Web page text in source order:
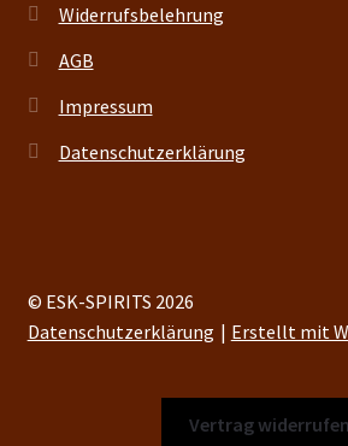
Vertrag widerrufen
Widerrufsbelehrung
AGB
Impressum
Datenschutzerklärung
© ESK-SPIRITS 2026
Datenschutzerklärung
Erstellt mit
Vertrag widerrufen